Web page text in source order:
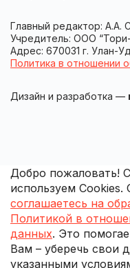
Главный редактор: А.А.
Учредитель: ООО
Адрес: 670031 г. Улан-
Политика в отношении
Дизайн и разработка —
Добро пожаловать!
используем Cookies.
соглашаетесь на
Политикой в
данных. Это
Вам – уберечь свои
указанными